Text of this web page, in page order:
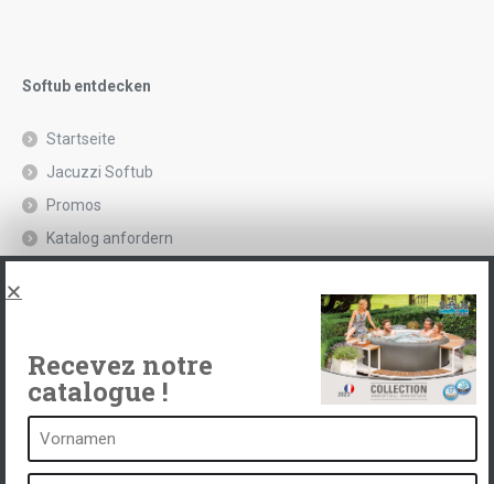
Softub entdecken
Startseite
Jacuzzi Softub
Promos
Katalog anfordern
Ein Spa ist ...
Recevez notre
catalogue !